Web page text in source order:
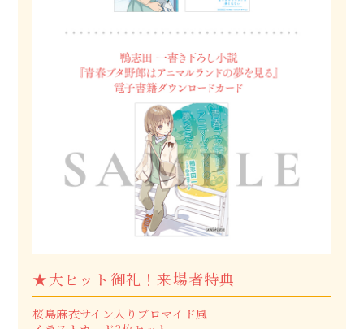
★大ヒット御礼！来場者特典
桜島麻衣サイン入りブロマイド風